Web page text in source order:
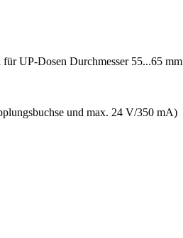
UP-Dosen Durchmesser 55...65 mm
und max. 24 V/350 mA)